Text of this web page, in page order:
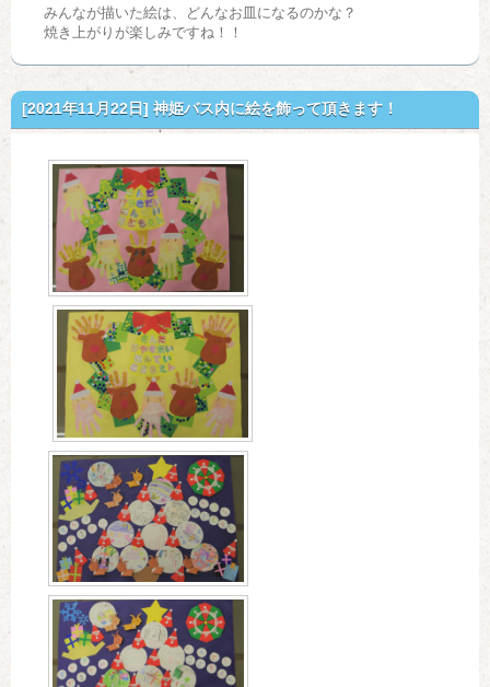
みんなが描いた絵は、どんなお皿になるのかな？
焼き上がりが楽しみですね！！
[2021年11月22日] 神姫バス内に絵を飾って頂きます！